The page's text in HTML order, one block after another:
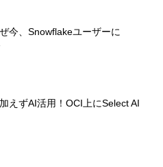
今、Snowflakeユーザーに
えずAI活用！OCI上にSelect AI